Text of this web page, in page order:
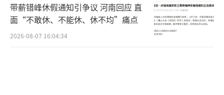
带薪错峰休假通知引争议 河南回应 直
面“不敢休、不能休、休不均”痛点
2026-08-07 16:04:34